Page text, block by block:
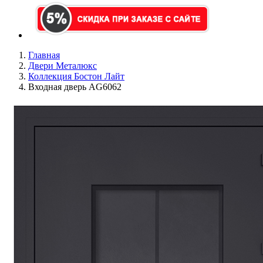
Главная
Двери Металюкс
Коллекция Бостон Лайт
Входная дверь AG6062